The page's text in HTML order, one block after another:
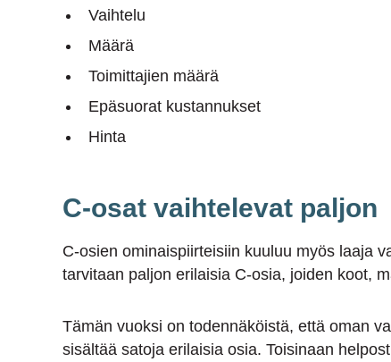
Vaihtelu
Määrä
Toimittajien määrä
Epäsuorat kustannukset
Hinta
C-osat vaihtelevat paljon
C-osien ominaispiirteisiin kuuluu myös laaja
tarvitaan paljon erilaisia C-osia, joiden koot,
Tämän vuoksi on todennäköistä, että oman
sisältää satoja erilaisia osia. Toisinaan